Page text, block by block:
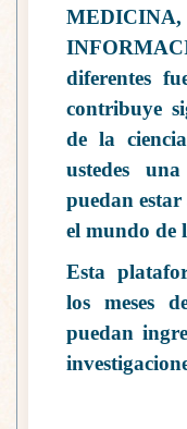
diferentes
contribuye
de la
ustedes
puedan estar
el mundo de
Esta
los meses
puedan